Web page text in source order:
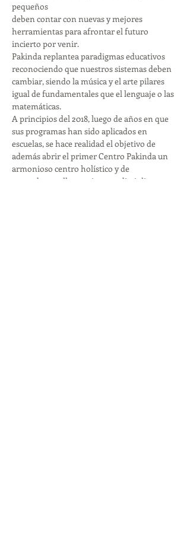
pequeños
deben contar con nuevas y mejores
herramientas para afrontar el futuro
incierto por venir.
Pakinda replantea paradigmas educativos
reconociendo que nuestros sistemas deben
cambiar, siendo la música y el arte pilares
igual de fundamentales que el lenguaje o las
matemáticas.
A principios del 2018, luego de años en que
sus programas han sido aplicados en
escuelas, se hace realidad el objetivo de
además abrir el primer Centro Pakinda un
armonioso centro holístico y de
neurodesarrollo que  integra disciplinas que